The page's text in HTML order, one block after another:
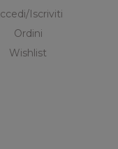
Iscriviti
Ordini
Wishlist